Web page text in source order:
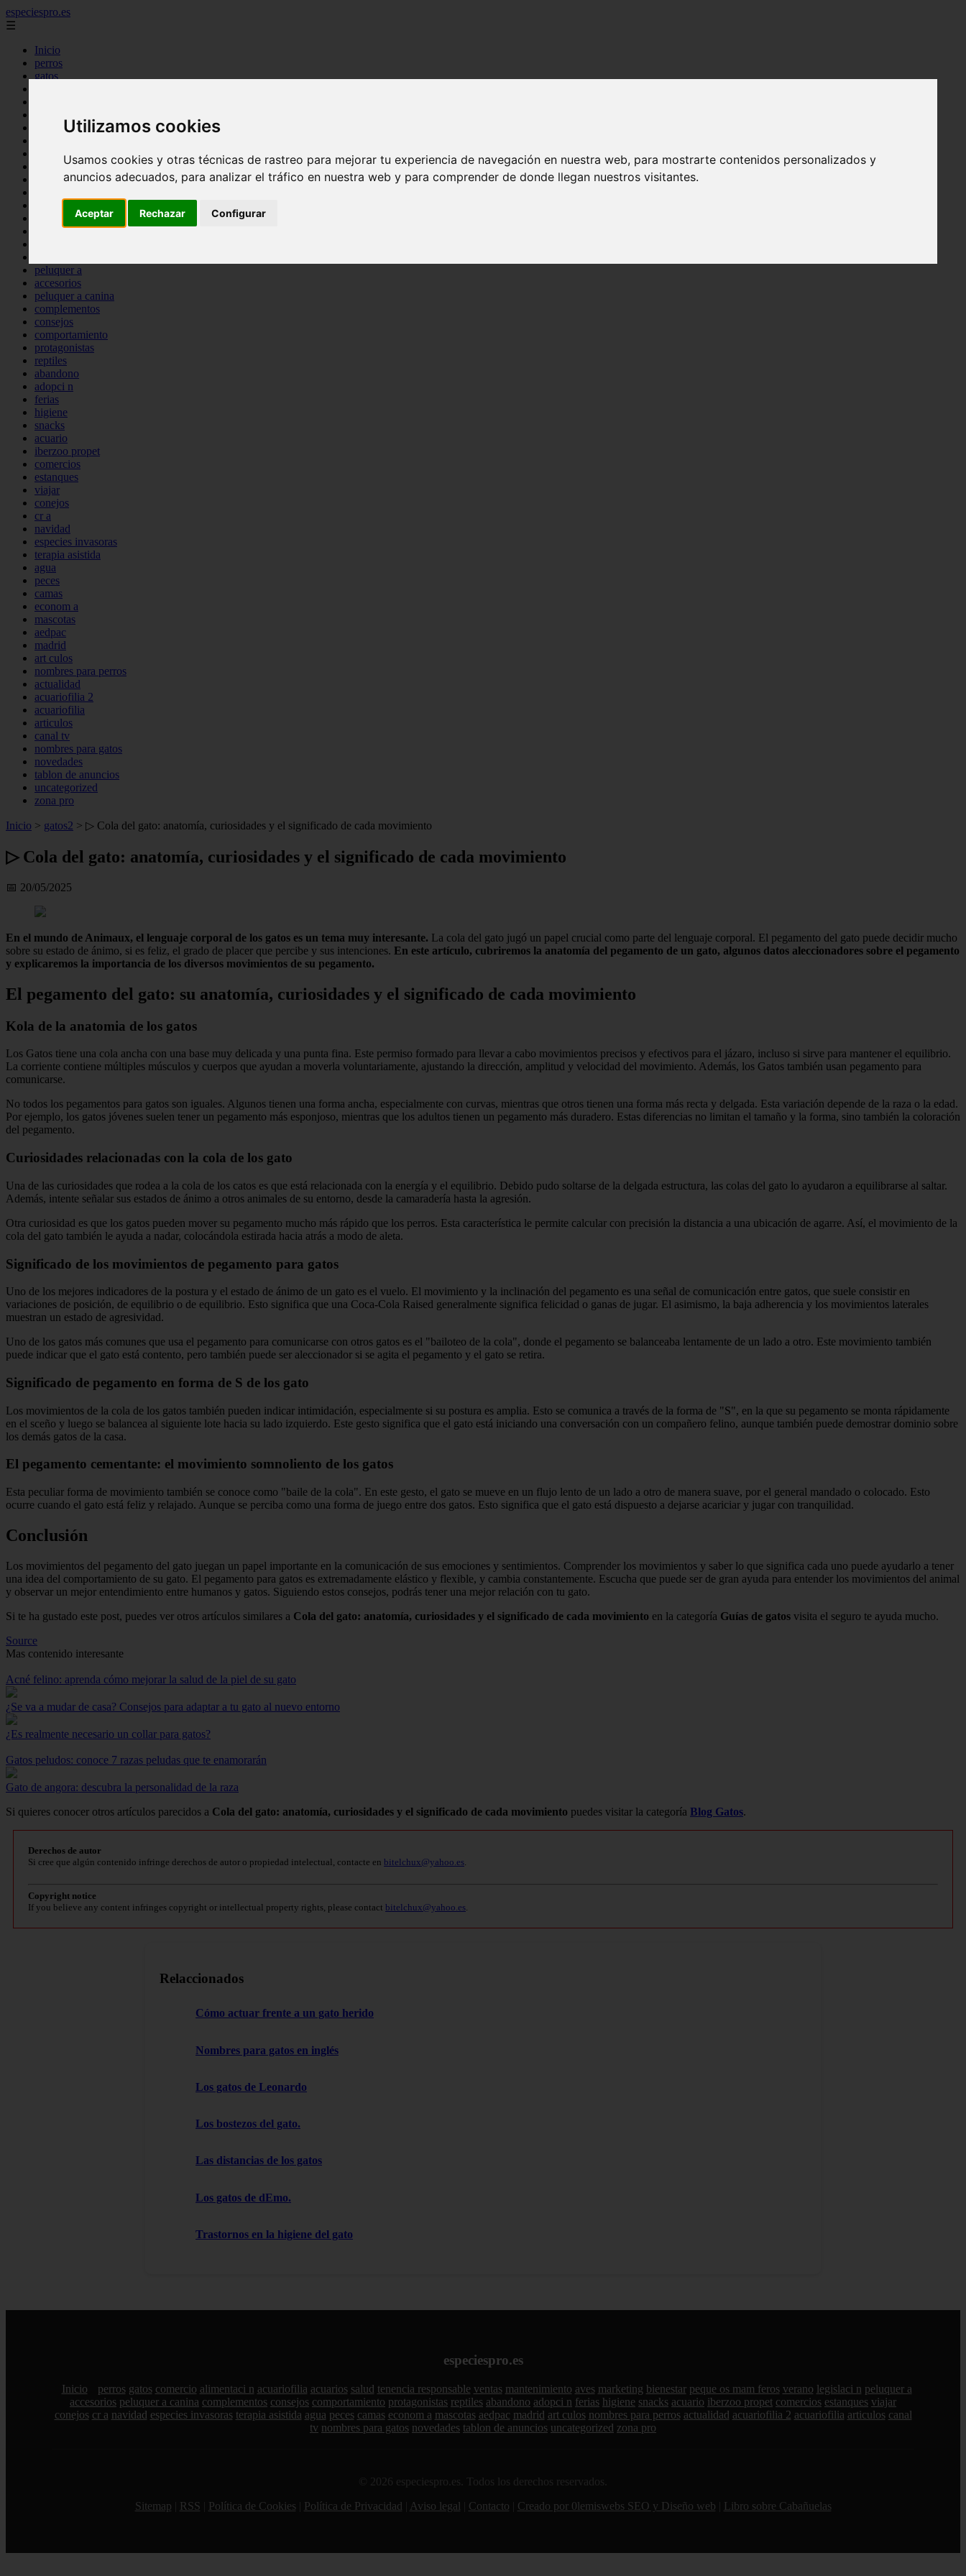
Utilizamos cookies
Usamos cookies y otras técnicas de rastreo para mejorar tu experiencia de navegación en nuestra web, para mostrarte contenidos personalizados y
anuncios adecuados, para analizar el tráfico en nuestra web y para comprender de donde llegan nuestros visitantes.
Aceptar Rechazar Configurar
especiespro.es
☰
Inicio
perros
gatos
acuarios
tenencia responsable
mantenimiento
marketing
peque os mam feros
peluquer a
accesorios
peluquer a canina
complementos
consejos
comportamiento
protagonistas
reptiles
abandono
adopci n
ferias
higiene
snacks
acuario
iberzoo propet
comercios
estanques
viajar
conejos
cr a
navidad
especies invasoras
terapia asistida
agua
peces
camas
econom a
mascotas
aedpac
madrid
art culos
nombres para perros
actualidad
acuariofilia 2
acuariofilia
articulos
canal tv
nombres para gatos
novedades
tablon de anuncios
uncategorized
zona pro
Inicio > gatos2 > ▷ Cola del gato: anatomía, curiosidades y el significado de cada movimiento
▷ Cola del gato: anatomía, curiosidades y el significado de cada movimiento
📅 20/05/2025
En el mundo de Animaux, el lenguaje corporal de los gatos es un tema muy interesante. La cola del gato jugó un papel crucial como parte del lenguaje corporal. El pegamento del gato puede decidir mucho
sobre su estado de ánimo, si es feliz, el grado de placer que percibe y sus intenciones. En este artículo, cubriremos la anatomía del pegamento de un gato, algunos datos aleccionadores sobre el pegamento
y explicaremos la importancia de los diversos movimientos de su pegamento.
El pegamento del gato: su anatomía, curiosidades y el significado de cada movimiento
Kola de la anatomia de los gatos
Los Gatos tiene una cola ancha con una base muy delicada y una punta fina. Este permiso formado para llevar a cabo movimientos precisos y efectivos para el jázaro, incluso si sirve para mantener el equilibrio.
La corriente contiene múltiples músculos y cuerpos que ayudan a moverla voluntariamente, ajustando la dirección, amplitud y velocidad del movimiento. Además, los Gatos también usan pegamento para
comunicarse.
No todos los pegamentos para gatos son iguales. Algunos tienen una forma ancha, especialmente con curvas, mientras que otros tienen una forma más recta y delgada. Esta variación depende de la raza o la edad.
Por ejemplo, los gatos jóvenes suelen tener un pegamento más esponjoso, mientras que los adultos tienen un pegamento más duradero. Estas diferencias no limitan el tamaño y la forma, sino también la coloración
del pegamento.
Curiosidades relacionadas con la cola de los gato
Una de las curiosidades que rodea a la cola de los catos es que está relacionada con la energía y el equilibrio. Debido pudo soltarse de la delgada estructura, las colas del gato lo ayudaron a equilibrarse al saltar.
Además, intente señalar sus estados de ánimo a otros animales de su entorno, desde la camaradería hasta la agresión.
Otra curiosidad es que los gatos pueden mover su pegamento mucho más rápido que los perros. Esta característica le permite calcular con precisión la distancia a una ubicación de agarre. Así, el movimiento de la
cola del gato también le ayuda a nadar, colocándola estirada hacia atrás a modo de aleta.
Significado de los movimientos de pegamento para gatos
Uno de los mejores indicadores de la postura y el estado de ánimo de un gato es el vuelo. El movimiento y la inclinación del pegamento es una señal de comunicación entre gatos, que suele consistir en
variaciones de posición, de equilibrio o de equilibrio. Esto significa que una Coca-Cola Raised generalmente significa felicidad o ganas de jugar. El asimismo, la baja adherencia y los movimientos laterales
muestran un estado de agresividad.
Uno de los gatos más comunes que usa el pegamento para comunicarse con otros gatos es el "bailoteo de la cola", donde el pegamento se balanceaba lentamente de un lado a otro. Este movimiento también
puede indicar que el gato está contento, pero también puede ser aleccionador si se agita el pegamento y el gato se retira.
Significado de pegamento en forma de S de los gato
Los movimientos de la cola de los gatos también pueden indicar intimidación, especialmente si su postura es amplia. Esto se comunica a través de la forma de "S", en la que su pegamento se monta rápidamente
en el sceño y luego se balancea al siguiente lote hacia su lado izquierdo. Este gesto significa que el gato está iniciando una conversación con un compañero felino, aunque también puede demostrar dominio sobre
los demás gatos de la casa.
El pegamento cementante: el movimiento somnoliento de los gatos
Esta peculiar forma de movimiento también se conoce como "baile de la cola". En este gesto, el gato se mueve en un flujo lento de un lado a otro de manera suave, por el general mandado o colocado. Esto
ocurre cuando el gato está feliz y relajado. Aunque se perciba como una forma de juego entre dos gatos. Esto significa que el gato está dispuesto a dejarse acariciar y jugar con tranquilidad.
Conclusión
Los movimientos del pegamento del gato juegan un papel importante en la comunicación de sus emociones y sentimientos. Comprender los movimientos y saber lo que significa cada uno puede ayudarlo a tener
una idea del comportamiento de su gato. El pegamento para gatos es extremadamente elástico y flexible, y cambia constantemente. Escucha que puede ser de gran ayuda para entender los movimientos del animal
y observar un mejor entendimiento entre humanos y gatos. Siguiendo estos consejos, podrás tener una mejor relación con tu gato.
Si te ha gustado este post, puedes ver otros artículos similares a Cola del gato: anatomía, curiosidades y el significado de cada movimiento en la categoría Guías de gatos visita el seguro te ayuda mucho.
Source
Mas contenido interesante
Acné felino: aprenda cómo mejorar la salud de la piel de su gato
¿Se va a mudar de casa? Consejos para adaptar a tu gato al nuevo entorno
¿Es realmente necesario un collar para gatos?
Gatos peludos: conoce 7 razas peludas que te enamorarán
Gato de angora: descubra la personalidad de la raza
Si quieres conocer otros artículos parecidos a Cola del gato: anatomía, curiosidades y el significado de cada movimiento puedes visitar la categoría Blog Gatos.
Derechos de autor
Si cree que algún contenido infringe derechos de autor o propiedad intelectual, contacte en bitelchux@yahoo.es
Copyright notice
If you believe any content infringes copyright or intellectual property rights, please contact bitelchux@yahoo.es
Relaccionados
Cómo actuar frente a un gato herido
Nombres para gatos en inglés
Los gatos de Leonardo
Los bostezos del gato.
Las distancias de los gatos
Los gatos de dEmo.
Trastornos en la higiene del gato
especiespro.es
Inicio perros gatos comercio alimentaci n acuariofilia acuarios salud tenencia responsable ventas mantenimiento aves marketing bienestar peque os mam feros verano legislaci n peluquer a
accesorios peluquer a canina complementos consejos comportamiento protagonistas reptiles abandono adopci n ferias higiene snacks acuario iberzoo propet comercios estanques viajar
conejos cr a navidad especies invasoras terapia asistida agua peces camas econom a mascotas aedpac madrid art culos nombres para perros actualidad acuariofilia 2 acuariofilia articulos canal
tv nombres para gatos novedades tablon de anuncios uncategorized zona pro
© 2026 especiespro.es. Todos los derechos reservados.
Sitemap
RSS Política de Cookies Política de Privacidad Aviso legal Contacto Creado por 0lemiswebs SEO y Diseño web Libro sobre Cabañuelas